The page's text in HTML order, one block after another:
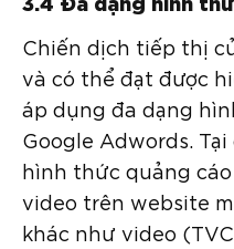
Chiến dịch tiếp thị
và có thể đạt được
áp dụng đa dạng
Google Adwords.
hình thức quảng
video trên website
khác như video